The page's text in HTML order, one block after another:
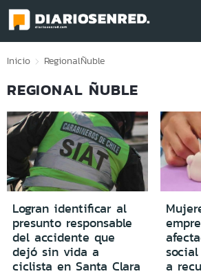
Click acá para ir directamente al
Inicio RegionalÑuble
REGIONAL ÑUBLE
Logran identificar al
presunto responsable
del accidente que
dejó sin vida a
ciclista en Santa Clara
a